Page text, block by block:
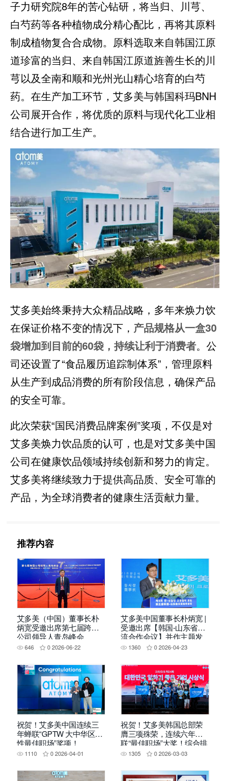
子力研究院8年的苦心钻研，将当归、川芎、
白芍药等各种植物成分精心配比，再将其原料
制成植物复合合成物。原料选取来自韩国江原
道珍富的当归、来自韩国江原道旌善生长的川
芎以及全南和顺和光州光山精心培育的白芍
药。在生产加工环节，艾多美与韩国科玛BNH
公司展开合作，将优质的原料与现代化工业相
结合进行加工生产。
艾多美始终秉持大众精品战略，多年来焕力饮
在保证价格不变的情况下， 产品规格从一盒30
袋增加到目前的60袋，持续让利于消费者。公
司还设置了“食品履历追踪制体系”，管理原料
从生产到成品消费的所有阶段信息，确保产品
的安全可靠。
此次荣获“国民消费品牌案例”奖项，不仅是对
艾多美焕力饮品质的认可，也是对艾多美中国
公司在健康饮品领域持续创新和努力的肯定。
艾多美将继续致力于提供高品质、安全可靠的
产品，为全球消费者的健康生活贡献力量。
推荐内容
艾多美（中国）董事长朴
炳宽受邀出席第七届跨国
公司领导人青岛峰会
646 0 2026-06-22
艾多美中国董事长朴炳宽 |
受邀出席【韩国-山东省交
流合作会议】并作主题发
言 1360 0 2026-04-23
祝贺！艾多美中国连续三
年蝉联“GPTW 大中华区女
性最佳职场”奖项！
1110 0 2026-04-01
祝贺！艾多美韩国总部荣
膺三项殊荣，连续六年蝉
联“最佳职场”大奖！综合排
名Top2！
1305 0 2026-03-03